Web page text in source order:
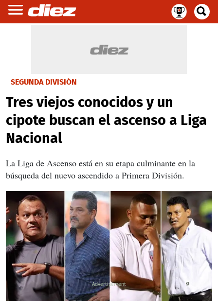
SEGUNDA DIVISIÓN
Tres viejos conocidos y un
cipote buscan el ascenso a Liga
Nacional
La Liga de Ascenso está en su etapa culminante en la
búsqueda del nuevo ascendido a Primera División.
X